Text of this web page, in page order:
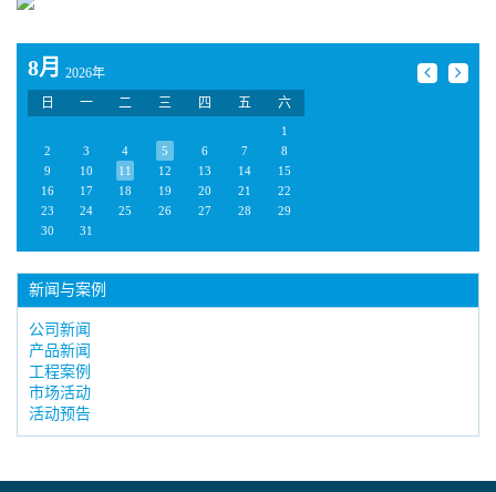
8月
2026年
日
一 二 三 四 五 六
1
2
3 4 5 6 7
8
9
10 11 12 13 14
15
16
17 18 19 20 21
22
23
24 25 26 27 28
29
30
31
新闻与案例
公司新闻
产品新闻
工程案例
市场活动
活动预告